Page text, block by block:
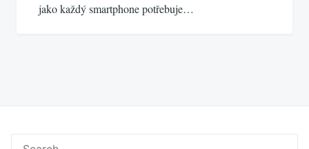
jako každý smartphone potřebuje…